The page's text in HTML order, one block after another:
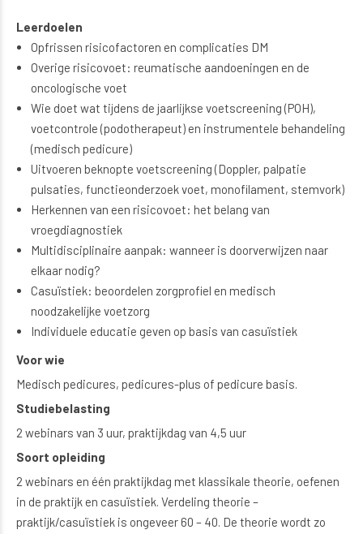
Leerdoelen
Opfrissen risicofactoren en complicaties DM
Overige risicovoet: reumatische aandoeningen en de
oncologische voet
Wie doet wat tijdens de jaarlijkse voetscreening (POH),
voetcontrole (podotherapeut) en instrumentele behandeling
(medisch pedicure)
Uitvoeren beknopte voetscreening (Doppler, palpatie
pulsaties, functieonderzoek voet, monofilament, stemvork)
Herkennen van een risicovoet: het belang van
vroegdiagnostiek
Multidisciplinaire aanpak: wanneer is doorverwijzen naar
elkaar nodig?
Casuïstiek: beoordelen zorgprofiel en medisch
noodzakelijke voetzorg
Individuele educatie geven op basis van casuïstiek
Voor wie
Medisch pedicures, pedicures-plus of pedicure basis.
Studiebelasting
2 webinars van 3 uur, praktijkdag van 4,5 uur
Soort opleiding
2 webinars en één praktijkdag met klassikale theorie, oefenen
in de praktijk en casuïstiek. Verdeling theorie –
praktijk/casuïstiek is ongeveer 60 – 40. De theorie wordt zo